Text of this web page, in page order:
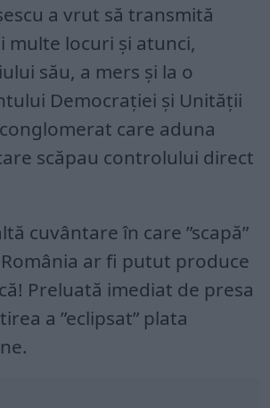
a vrut să transmită
multe locuri și atunci,
său, a mers și la o
Democrației și Unității
care aduna
scăpau controlului direct
cuvântare în care ”scapă”
ar fi putut produce
Preluată imediat de presa
a ”eclipsat” plata